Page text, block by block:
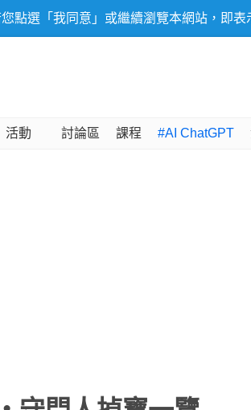
點選「我同意」或繼續瀏覽本網站，即表
活動 討論區 課程 #AI ChatGPT